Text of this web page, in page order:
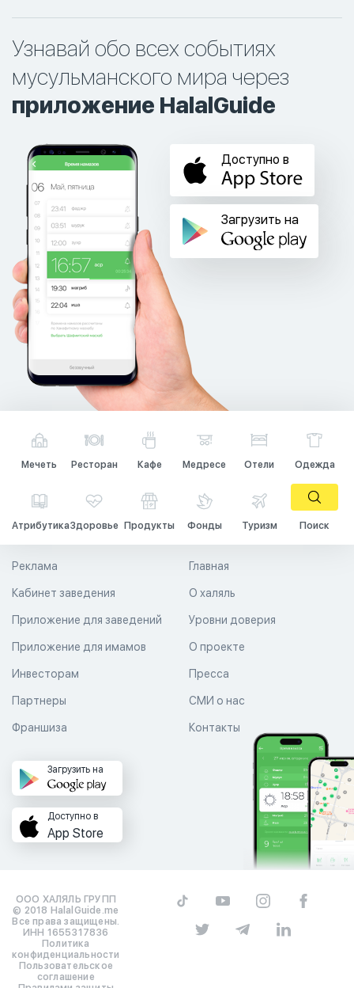
Узнавай обо всех событиях
мусульманского мира через
приложение HalalGuide
Доступно в
Загрузить на
Мечеть Ресторан Кафе Медресе Отели Одежда
АтрибутикаЗдоровье Продукты Фонды Туризм Поиск
Главная
О халяль
Уровни доверия
Реклама
Кабинет заведения
Приложение для заведений
Приложение для имамов О проекте
Пресса
СМИ о нас
Контакты
Инвесторам
Партнеры
Франшиза
Загрузить на
Доступно в
App Store
ООО ХАЛЯЛЬ ГРУПП
© 2018 HalalGuide.me
Все права защищены.
ИНН 1655317836
Политика
конфиденциальности
Пользовательское
соглашение